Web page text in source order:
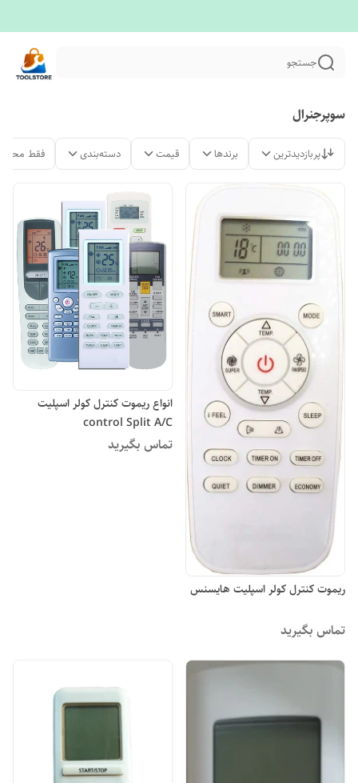
جستجو
سوپرجنرال
پربازدیدترین برندها قیمت دسته‌بندی فقط
ریموت کنترل کولر اسپلیت هایسنس
تماس بگیرید
انواع ریموت کنترل کولر اسپلیت
control Split A/C
تماس بگیرید